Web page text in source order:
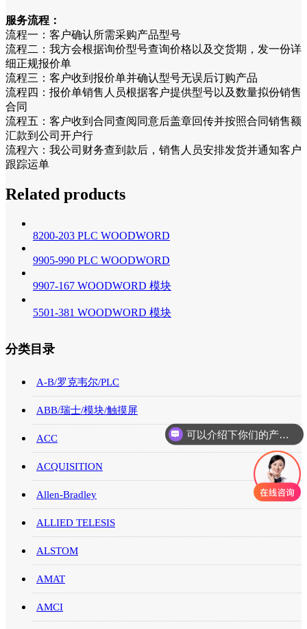
服务流程：
流程一：客户确认所需采购产品型号
流程二：我方会根据询价型号查询价格以及交货期，发一份详
细正规报价单
流程三：客户收到报价单并确认型号无误后订购产品
流程四：报价单销售人员根据客户提供型号以及数量拟份销售
合同
流程五：客户收到合同查阅同意后盖章回传并按照合同销售额
汇款到公司开户行
流程六：我公司财务查到款后，销售人员安排发货并通知客户
跟踪运单
Related products
8200-203 PLC WOODWORD
9905-990 PLC WOODWORD
9907-167 WOODWORD 模块
5501-381 WOODWORD 模块
分类目录
A-B/罗克韦尔/PLC
ABB/瑞士/模块/触摸屏
ACC
ACQUISITION
Allen-Bradley
ALLIED TELESIS
ALSTOM
AMAT
AMCI
可以介绍下你们的产品么